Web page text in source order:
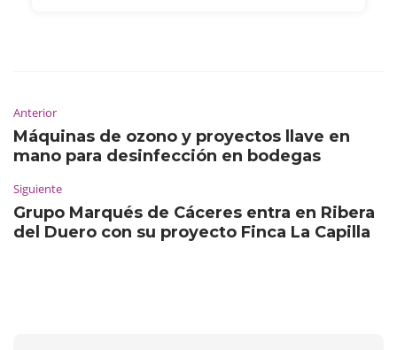
Anterior
Máquinas de ozono y proyectos llave en
mano para desinfección en bodegas
Siguiente
Grupo Marqués de Cáceres entra en Ribera
del Duero con su proyecto Finca La Capilla